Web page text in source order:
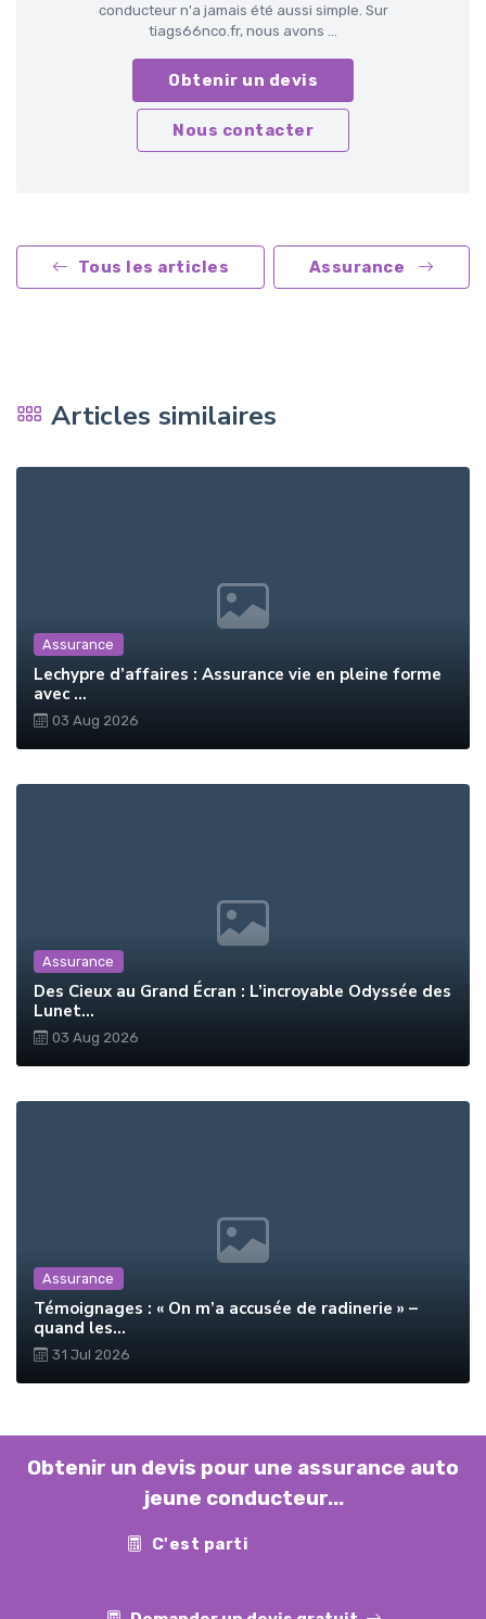
conducteur n'a jamais été aussi simple. Sur
tiags66nco.fr, nous avons ...
Obtenir un devis
Nous contacter
Tous les articles Assurance
Articles similaires
Assurance
Lechypre d’affaires : Assurance vie en pleine forme
avec ...
03 Aug 2026
Assurance
Des Cieux au Grand Écran : L’incroyable Odyssée des
Lunet...
03 Aug 2026
Assurance
Témoignages : « On m’a accusée de radinerie » –
quand les...
31 Jul 2026
Obtenir un devis pour une assurance auto
jeune conducteur...
C'est parti